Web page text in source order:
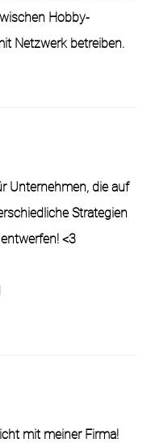
Hobby-
Netzwerk betreiben.
Unternehmen, die auf
Strategien
<3
mit meiner Firma!